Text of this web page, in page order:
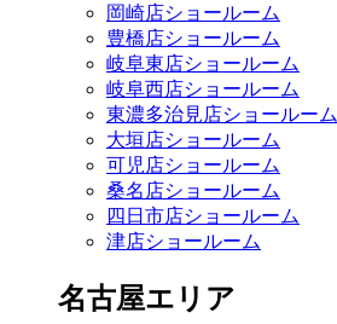
岡崎店ショールーム
豊橋店ショールーム
岐阜東店ショールーム
岐阜西店ショールーム
東濃多治見店ショールーム
大垣店ショールーム
可児店ショールーム
桑名店ショールーム
四日市店ショールーム
津店ショールーム
名古屋エリア